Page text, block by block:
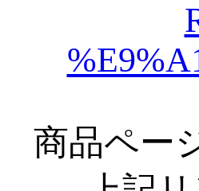
商品ペー